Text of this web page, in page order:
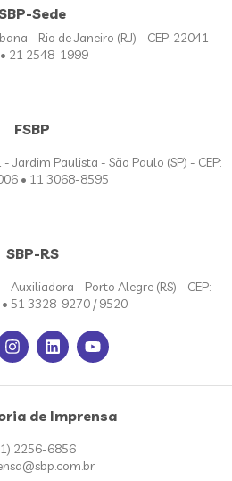
Sede
- Rio de Janeiro (RJ) - CEP: 22041-
21 2548-1999
FSBP
Jardim Paulista - São Paulo (SP) - CEP:
• 11 3068-8595
SBP-RS
Auxiliadora - Porto Alegre (RS) - CEP:
51 3328-9270 / 9520
de Imprensa
2256-6856